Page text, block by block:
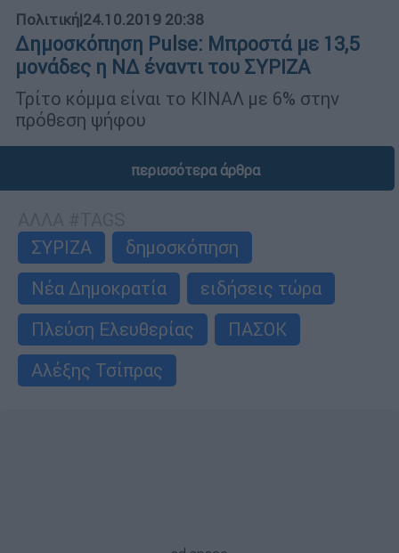
Πολιτική|24.10.2019 20:38
Δημοσκόπηση Pulse: Μπροστά με 13,5
μονάδες η ΝΔ έναντι του ΣΥΡΙΖΑ
Τρίτο κόμμα είναι το ΚΙΝΑΛ με 6% στην
πρόθεση ψήφου
περισσότερα άρθρα
ΣΥΡΙΖΑ
δημοσκόπηση
Νέα Δημοκρατία
ειδήσεις τώρα
Πλεύση Ελευθερίας
ΠΑΣΟΚ
Αλέξης Τσίπρας